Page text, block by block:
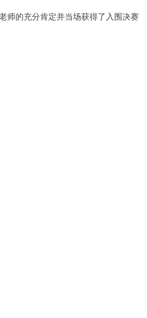
师的充分肯定并当场获得了入围决赛